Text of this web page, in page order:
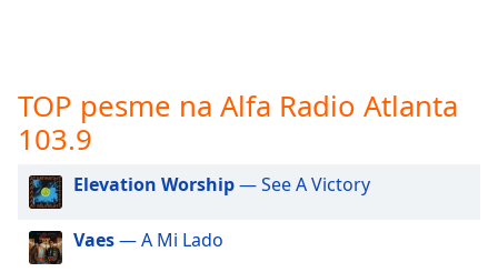
selected
Audio
Picture-
in-
Picture
TOP pesme na Alfa Radio Atlanta
103.9
Elevation Worship— See A Victory
Vaes— A Mi Lado